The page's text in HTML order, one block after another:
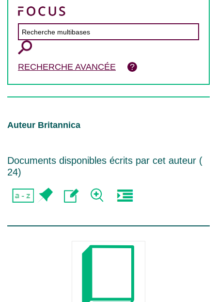
RECHERCHE AVANCÉE
Auteur Britannica
Documents disponibles écrits par cet auteur (
24)